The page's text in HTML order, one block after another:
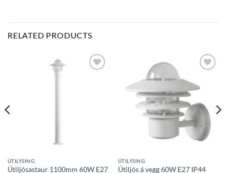
RELATED PRODUCTS
ÚTILÝSING
Útiljósastaur 1100mm 60W E27
við á
óskalista
ÚTILÝSING
Útiljós á vegg 60W E27 IP44